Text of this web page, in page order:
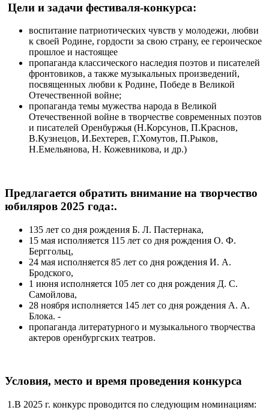
Цели и задачи фестиваля-конкурса:
воспитание патриотических чувств у молодежи, любви
к своей Родине, гордости за свою страну, ее героическое
прошлое и настоящее
пропаганда классического наследия поэтов и писателей
фронтовиков, а также музыкальных произведений,
посвященных любви к Родине, Победе в Великой
Отечественной войне;
пропаганда темы мужества народа в Великой
Отечественной войне в творчестве современных поэтов
и писателей Оренбуржья (Н.Корсунов, П.Краснов,
В.Кузнецов, И.Бехтерев, Г.Хомутов, П.Рыков,
Н.Емельянова, Н. Кожевникова, и др.)
Предлагается обратить внимание на творчество
юбиляров 2025 года:.
135 лет со дня рождения Б. Л. Пастернака,
15 мая исполняется 115 лет со дня рождения О. Ф.
Берггольц,
24 мая исполняется 85 лет со дня рождения И. А.
Бродского,
1 июня исполняется 105 лет со дня рождения Д. С.
Самойлова,
28 ноября исполняется 145 лет со дня рождения А. А.
Блока. -
пропаганда литературного и музыкального творчества
актеров оренбургских театров.
Условия, место и время проведения конкурса
1.В 2025 г. конкурс проводится по следующим номинациям: